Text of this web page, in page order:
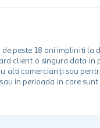
peste 18 ani impliniti
client o singura data
comercianți sau
in perioada in care